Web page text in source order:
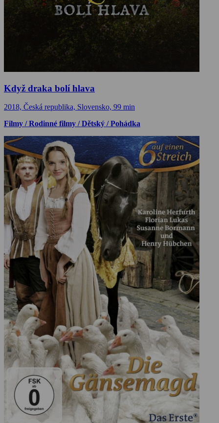
Když draka bolí hlava
2018, Česká republika, Slovensko, 99 min
Filmy / Rodinné filmy / Dětský / Pohádka